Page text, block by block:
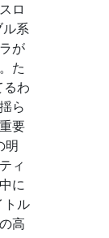
ロ
ル系
が
た
るわ
ら
要
明
ィ
に
トル
高